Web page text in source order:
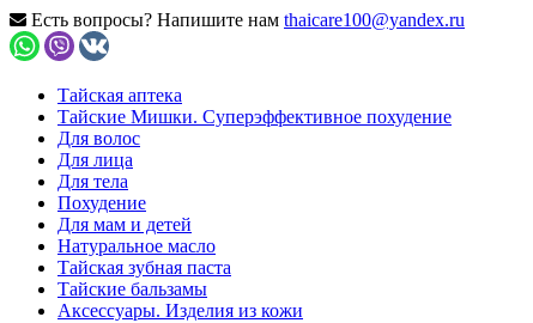
Есть вопросы? Напишите нам thaicare100@yandex.ru
Тайская аптека
Тайские Мишки. Суперэффективное похудение
Для волос
Для лица
Для тела
Похудение
Для мам и детей
Натуральное масло
Тайская зубная паста
Тайские бальзамы
Аксессуары. Изделия из кожи